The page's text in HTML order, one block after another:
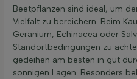
Beetpflanzen sind ideal, um
Vielfalt zu bereichern. Beim
Geranium, Echinacea oder
Standortbedingungen zu
gedeihen am besten in gut
sonnigen Lagen. Besonders